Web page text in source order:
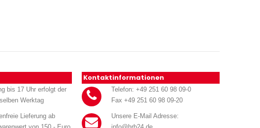
bis 17 Uhr erfolgt der
Werktag
Lieferung ab
Kontaktinformationen
Telefon: +49 251 60 98 09-0
Fax +49 251 60 98 09-20
Unsere E-Mail Adresse: